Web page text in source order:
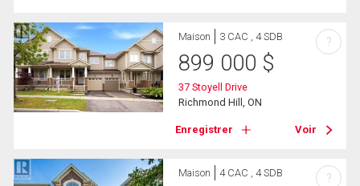
Maison 3 CAC , 4 SDB
899 000 $
37 Stoyell Drive
Richmond Hill, ON
Enregistrer Voir
?
Maison 4 CAC , 4 SDB ?